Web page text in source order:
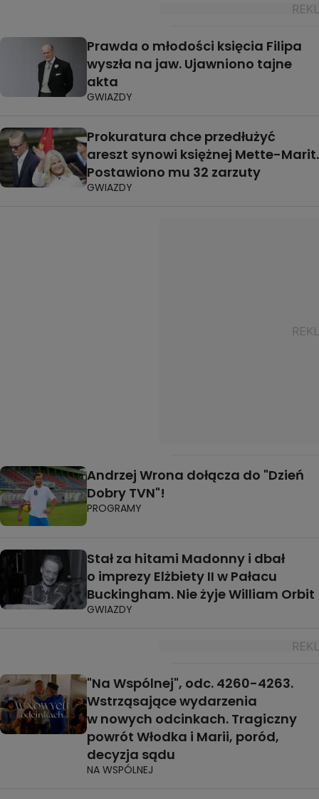
Prawda o młodości księcia Filipa
wyszła na jaw. Ujawniono tajne
akta
GWIAZDY
Prokuratura chce przedłużyć
areszt synowi księżnej Mette-Marit.
Postawiono mu 32 zarzuty
GWIAZDY
Andrzej Wrona dołącza do "Dzień
Dobry TVN"!
PROGRAMY
Stał za hitami Madonny i dbał
o imprezy Elżbiety II w Pałacu
Buckingham. Nie żyje William Orbit
GWIAZDY
"Na Wspólnej", odc. 4260-4263.
Wstrząsające wydarzenia
w nowych odcinkach. Tragiczny
powrót Włodka i Marii, poród,
decyzja sądu
NA WSPÓLNEJ